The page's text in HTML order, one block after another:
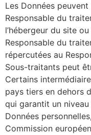
Les Données
Responsable du
l’hébergeur du site
Responsable du
répercutées au
Sous-traitants peut
Certains
pays tiers en dehors
qui garantit un
Données
Commission